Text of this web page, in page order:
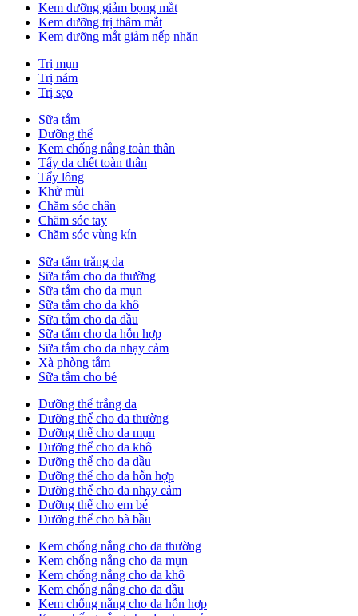
Kem dưỡng giảm bọng mắt
Kem dưỡng trị thâm mắt
Kem dưỡng mắt giảm nếp nhăn
Trị mụn
Trị nám
Trị sẹo
Sữa tắm
Dưỡng thể
Kem chống nắng toàn thân
Tẩy da chết toàn thân
Tẩy lông
Khử mùi
Chăm sóc chân
Chăm sóc tay
Chăm sóc vùng kín
Sữa tắm trắng da
Sữa tắm cho da thường
Sữa tắm cho da mụn
Sữa tắm cho da khô
Sữa tắm cho da dầu
Sữa tắm cho da hỗn hợp
Sữa tắm cho da nhạy cảm
Xà phòng tắm
Sữa tắm cho bé
Dưỡng thể trắng da
Dưỡng thể cho da thường
Dưỡng thể cho da mụn
Dưỡng thể cho da khô
Dưỡng thể cho da dầu
Dưỡng thể cho da hỗn hợp
Dưỡng thể cho da nhạy cảm
Dưỡng thể cho em bé
Dưỡng thể cho bà bầu
Kem chống nắng cho da thường
Kem chống nắng cho da mụn
Kem chống nắng cho da khô
Kem chống nắng cho da dầu
Kem chống nắng cho da hỗn hợp